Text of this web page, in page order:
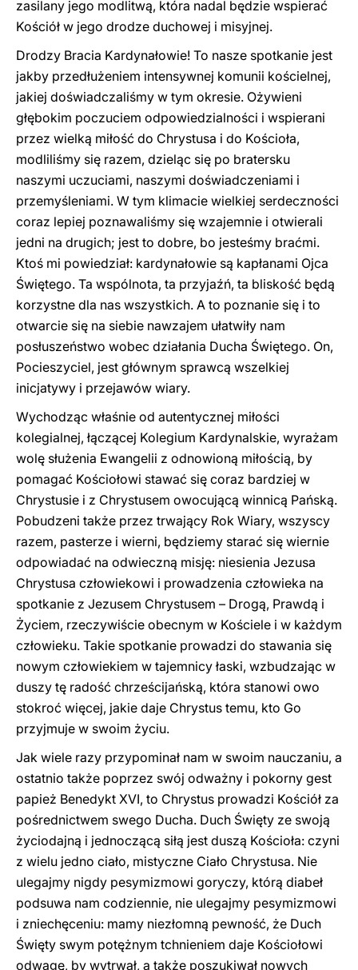
zasilany jego modlitwą, która nadal będzie wspierać
Kościół w jego drodze duchowej i misyjnej.
Drodzy Bracia Kardynałowie! To nasze spotkanie jest
jakby przedłużeniem intensywnej komunii kościelnej,
jakiej doświadczaliśmy w tym okresie. Ożywieni
głębokim poczuciem odpowiedzialności i wspierani
przez wielką miłość do Chrystusa i do Kościoła,
modliliśmy się razem, dzieląc się po bratersku
naszymi uczuciami, naszymi doświadczeniami i
przemyśleniami. W tym klimacie wielkiej serdeczności
coraz lepiej poznawaliśmy się wzajemnie i otwierali
jedni na drugich; jest to dobre, bo jesteśmy braćmi.
Ktoś mi powiedział: kardynałowie są kapłanami Ojca
Świętego. Ta wspólnota, ta przyjaźń, ta bliskość będą
korzystne dla nas wszystkich. A to poznanie się i to
otwarcie się na siebie nawzajem ułatwiły nam
posłuszeństwo wobec działania Ducha Świętego. On,
Pocieszyciel, jest głównym sprawcą wszelkiej
inicjatywy i przejawów wiary.
Wychodząc właśnie od autentycznej miłości
kolegialnej, łączącej Kolegium Kardynalskie, wyrażam
wolę służenia Ewangelii z odnowioną miłością, by
pomagać Kościołowi stawać się coraz bardziej w
Chrystusie i z Chrystusem owocującą winnicą Pańską.
Pobudzeni także przez trwający Rok Wiary, wszyscy
razem, pasterze i wierni, będziemy starać się wiernie
odpowiadać na odwieczną misję: niesienia Jezusa
Chrystusa człowiekowi i prowadzenia człowieka na
spotkanie z Jezusem Chrystusem – Drogą, Prawdą i
Życiem, rzeczywiście obecnym w Kościele i w każdym
człowieku. Takie spotkanie prowadzi do stawania się
nowym człowiekiem w tajemnicy łaski, wzbudzając w
duszy tę radość chrześcijańską, która stanowi owo
stokroć więcej, jakie daje Chrystus temu, kto Go
przyjmuje w swoim życiu.
Jak wiele razy przypominał nam w swoim nauczaniu, a
ostatnio także poprzez swój odważny i pokorny gest
papież Benedykt XVI, to Chrystus prowadzi Kościół za
pośrednictwem swego Ducha. Duch Święty ze swoją
życiodajną i jednoczącą siłą jest duszą Kościoła: czyni
z wielu jedno ciało, mistyczne Ciało Chrystusa. Nie
ulegajmy nigdy pesymizmowi goryczy, którą diabeł
podsuwa nam codziennie, nie ulegajmy pesymizmowi
i zniechęceniu: mamy niezłomną pewność, że Duch
Święty swym potężnym tchnieniem daje Kościołowi
odwagę, by wytrwał, a także poszukiwał nowych